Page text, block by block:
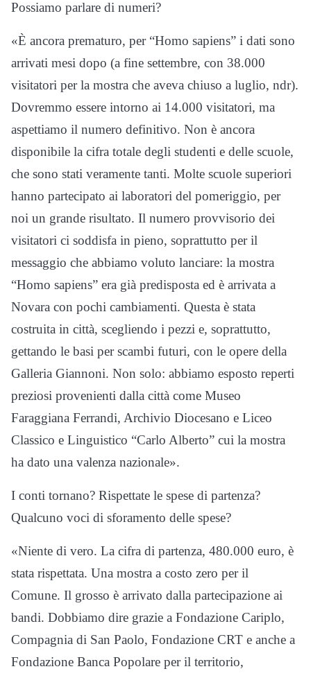
Possiamo parlare di numeri?
«È ancora prematuro, per “Homo sapiens” i dati sono
arrivati mesi dopo (a fine settembre, con 38.000
visitatori per la mostra che aveva chiuso a luglio, ndr).
Dovremmo essere intorno ai 14.000 visitatori, ma
aspettiamo il numero definitivo. Non è ancora
disponibile la cifra totale degli studenti e delle scuole,
che sono stati veramente tanti. Molte scuole superiori
hanno partecipato ai laboratori del pomeriggio, per
noi un grande risultato. Il numero provvisorio dei
visitatori ci soddisfa in pieno, soprattutto per il
messaggio che abbiamo voluto lanciare: la mostra
“Homo sapiens” era già predisposta ed è arrivata a
Novara con pochi cambiamenti. Questa è stata
costruita in città, scegliendo i pezzi e, soprattutto,
gettando le basi per scambi futuri, con le opere della
Galleria Giannoni. Non solo: abbiamo esposto reperti
preziosi provenienti dalla città come Museo
Faraggiana Ferrandi, Archivio Diocesano e Liceo
Classico e Linguistico “Carlo Alberto” cui la mostra
ha dato una valenza nazionale».
I conti tornano? Rispettate le spese di partenza?
Qualcuno voci di sforamento delle spese?
«Niente di vero. La cifra di partenza, 480.000 euro, è
stata rispettata. Una mostra a costo zero per il
Comune. Il grosso è arrivato dalla partecipazione ai
bandi. Dobbiamo dire grazie a Fondazione Cariplo,
Compagnia di San Paolo, Fondazione CRT e anche a
Fondazione Banca Popolare per il territorio,